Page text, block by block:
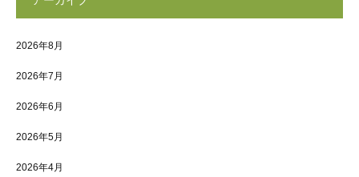
2026年8月
2026年7月
2026年6月
2026年5月
2026年4月